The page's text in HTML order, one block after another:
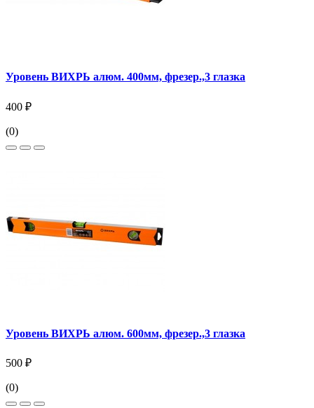
Уровень ВИХРЬ алюм. 400мм, фрезер.,3 глазка
400 ₽
(0)
Уровень ВИХРЬ алюм. 600мм, фрезер.,3 глазка
500 ₽
(0)